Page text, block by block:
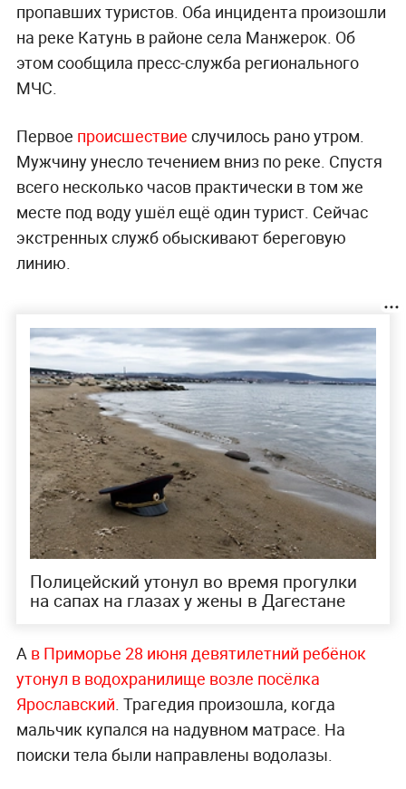
пропавших туристов. Оба инцидента произошли
на реке Катунь в районе села Манжерок. Об
этом сообщила пресс-служба регионального
МЧС.
Первое происшествие случилось рано утром.
Мужчину унесло течением вниз по реке. Спустя
всего несколько часов практически в том же
месте под воду ушёл ещё один турист. Сейчас
экстренных служб обыскивают береговую
линию.
Полицейский утонул во время прогулки
на сапах на глазах у жены в Дагестане
А в Приморье 28 июня девятилетний ребёнок
утонул в водохранилище возле посёлка
Ярославский . Трагедия произошла, когда
мальчик купался на надувном матрасе. На
поиски тела были направлены водолазы.